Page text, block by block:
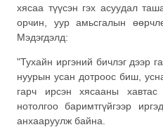
хясаа түүсэн гэх асуудал
орчин, уур амьсгалын
Мэдэгдэлд:
"Тухайн иргэний бичлэг дээр
нуурын усан дотроос биш,
гарч ирсэн хясааны
нотолгоо баримтгүйгээр
анхааруулж байна.